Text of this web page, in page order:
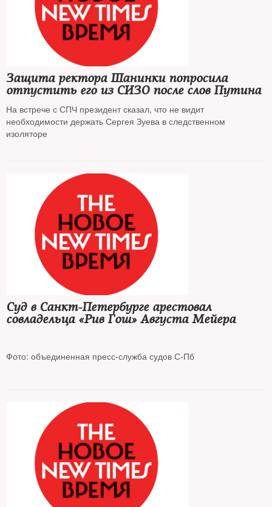
Защита ректора Шанинки попросила
отпустить его из СИЗО после слов Путина
На встрече с СПЧ президент сказал, что не видит
необходимости держать Сергея Зуева в следственном
изоляторе
Суд в Санкт-Петербурге арестовал
совладельца «Рив Гош» Августа Мейера
Фото: объединенная пресс-служба судов С-Пб
Предпринимателя отправили в СИЗО до 7 февраля